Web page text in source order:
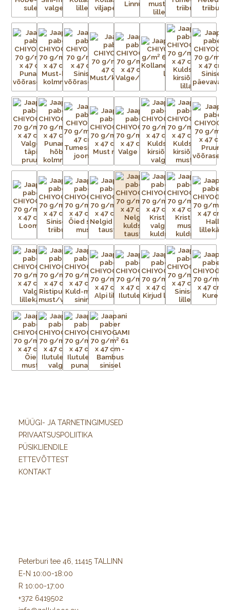
piiramatud!
Chiyogami imitatsiooniga pabereid toodetakse praegu
ofsettrükiga teistes Aasia riikides. Ärge laske end petta
madalama kvaliteediga imitatsioonidest, mis tõenäoliselt
pleegivad kiiremini ja aluspaber millele trükitakse ei ole nii
tugev ja sitke kui originaalpaberitel. Ehtsate Jaapani siiditrükiste
erksuse ja tugevusega need ei võistle.
Iga Chiyogami lehe valmistamine on uskumatult töömahukas
protsess. Esialgsest kujutisest tuleb valmistada terve hulk
mustriga trükivõrke, mis on terve paberilehe suurused, üks
võrk iga mustris nähtava värvi kohta.
Aluspaber liimitakse esmalt ajutiselt tasasele pinnale.
Tänapäeval on kasutusel plast- ja metallvõrgud. Metallraami
peale pingutatud võrgule kantakse valgustundliku emulsiooni
abil trükitav kujutis. Trükivalmis raamid seadistatakse
trükikarussellile – iga värv kantakse trükilauale kinnitatud
tootele eraldi. Soovitud kujutis on võrgus avatud, ülejäänud
võrgu augud aga kaetud. Värvi laialiajamiseks ja üleliigse värvi
eemaldamiseks kasutatakse raaklit. Värv kuivab ja kinnistub
esemele kuivatustunnelis või lihtsalt õhu käes. Trükivärvid
segatakse iga prindi jaoks eritellimusel, nii et mõnikord ei ole
värvid täpselt sellised nagu eelmisel partiil. Pärast värvi
pealekandmist paber kuivatatakse. Protsessi korratakse iga
värvi puhul – kolm kuni 15 korda – kuni mustrid on täielikult
trükitud.
MÜÜGI- JA TARNETINGIMUSED
PRIVAATSUSPOLIITIKA
PÜSIKLIENDILE
ETTEVÕTTEST
KONTAKT
Peterburi tee 46, 11415 TALLINN
E-N 10:00-18:00
R 10:00-17:00
+372 6419502